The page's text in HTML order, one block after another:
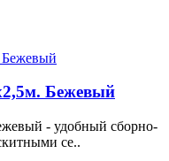
Бежевый
- удобный сборно-
се..